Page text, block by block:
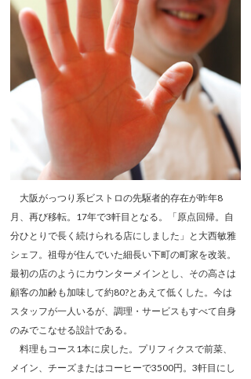
大阪がっつり系ビストロの先駆者的存在が昨年8
月、再び移転。17年で3軒目となる。「原点回帰。自
分ひとりで長く続けられる店にしました」と大西敏雅
シェフ。祖母が住んでいた細長い下町の町家を改装。
最初の店のようにカウンターメインとし、その高さは
顧客の加齢も加味して約80?とあえて低くした。今は
スタッフが一人いるが、調理・サービスもすべて自身
のみでこなせる設計である。
料理もコース1本に戻した。プリフィクスで前菜、
メイン、チーズまたはコーヒーで3500円。3軒目にし